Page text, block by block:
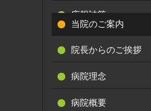
広報誌等
当院のご案内
院長からのご挨拶
病院理念
病院概要